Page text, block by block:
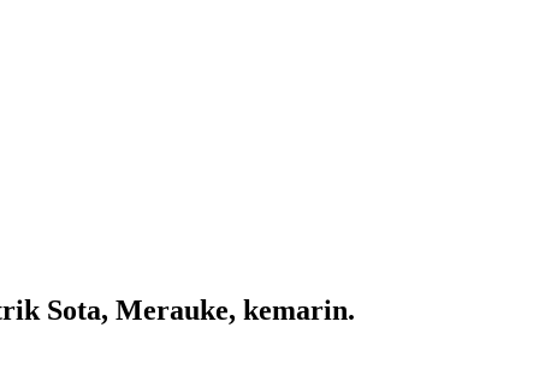
Sota, Merauke, kemarin.